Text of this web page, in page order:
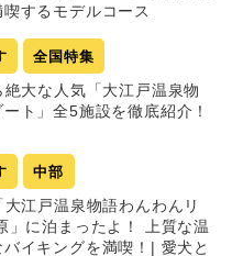
するモデルコース
全国特集
絶大な人気「大江戸温泉物
ト」全5施設を徹底紹介！
中部
大江戸温泉物語わんわんリ
」に泊まったよ！ 上質な温
イキングを満喫！| 愛犬と